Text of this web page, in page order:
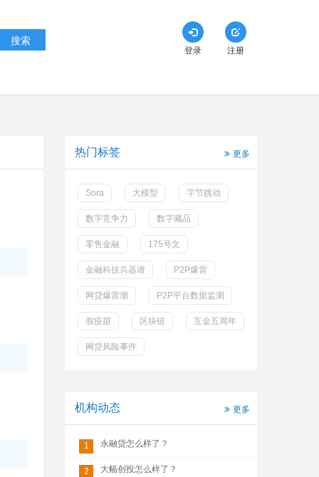
搜索
登录 注册
热门标签 更多
Sora 大模型 字节跳动
数字竞争力 数字藏品
零售金融 175号文
金融科技兵器谱 P2P爆雷
网贷爆雷潮 P2P平台数据监测
假疫苗 区块链 互金五周年
网贷风险事件
机构动态 更多
1 永融贷怎么样了？
2 大幅创投怎么样了？